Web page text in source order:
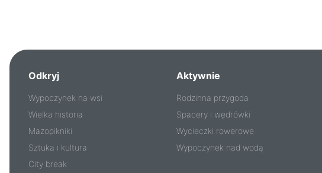
Odkryj
Wypoczynek na wsi
Wielka historia
Mazopikniki
Sztuka i kultura
City break
Aktywnie
Rodzinna przygoda
Spacery i wędrówki
Wycieczki rowerowe
Wypoczynek nad wodą